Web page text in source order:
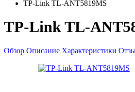
TP-Link TL-ANT5819MS
TP-Link TL-
Обзор Описание Характеристики